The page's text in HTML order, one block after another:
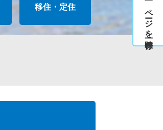
移住・定住 ページを一時保存